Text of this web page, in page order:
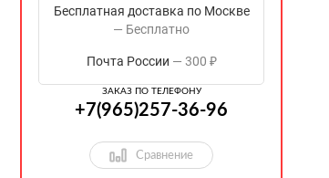
Бесплатная доставка по Москве
Бесплатно
Почта России 300 ₽
ЗАКАЗ ПО ТЕЛЕФОНУ
+7(965)257-36-96
Сравнение